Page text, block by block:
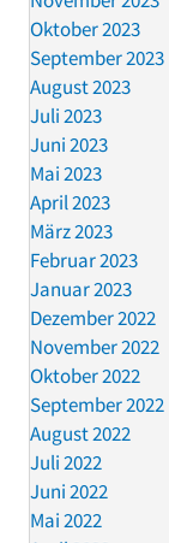
Oktober 2023
September 2023
August 2023
Juli 2023
Juni 2023
Mai 2023
April 2023
März 2023
Februar 2023
Januar 2023
Dezember 2022
November 2022
Oktober 2022
September 2022
August 2022
Juli 2022
Juni 2022
Mai 2022